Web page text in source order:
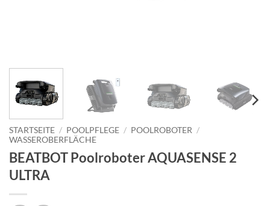
STARTSEITE / POOLPFLEGE / POOLROBOTER /
WASSEROBERFLÄCHE
BEATBOT Poolroboter AQUASENSE 2
ULTRA